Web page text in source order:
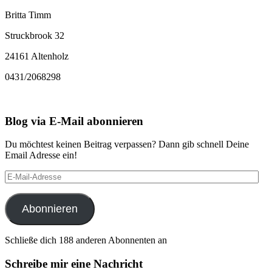
Britta Timm
Struckbrook 32
24161 Altenholz
0431/2068298
Blog via E-Mail abonnieren
Du möchtest keinen Beitrag verpassen? Dann gib schnell Deine
Email Adresse ein!
E-
Mail-
Adresse
Abonnieren
Schließe dich 188 anderen Abonnenten an
Schreibe mir eine Nachricht